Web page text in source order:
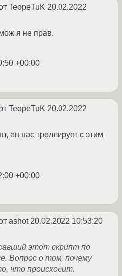
TeopeTuK 20.02.2022
я не прав.
+00:00
TeopeTuK 20.02.2022
он нас троллирует с этим
+00:00
ashot20.02.2022 10:53:20
этот скрипт по
Вопрос о том, почему
что происходит.